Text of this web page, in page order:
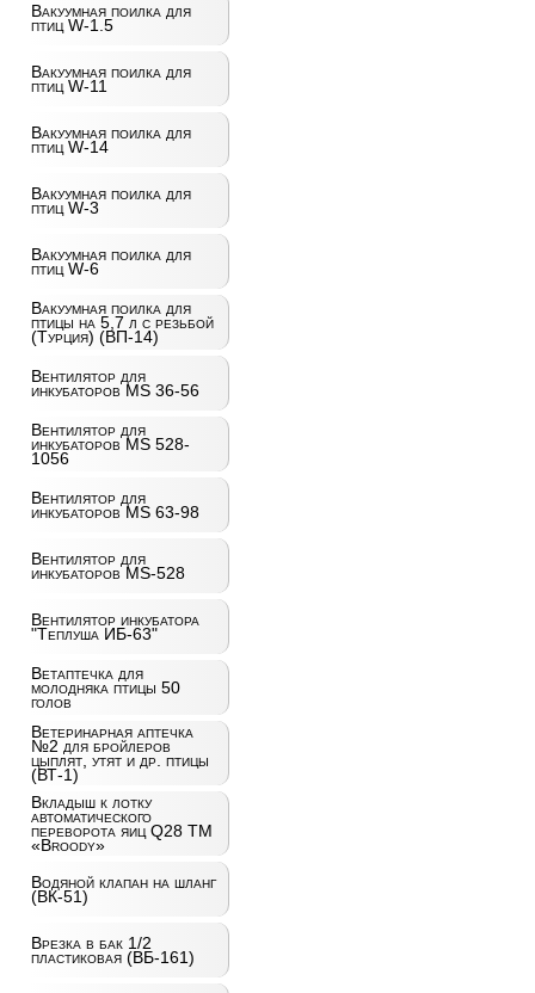
Вакуумная поилка для
птиц W-1.5
Вакуумная поилка для
птиц W-11
Вакуумная поилка для
птиц W-14
Вакуумная поилка для
птиц W-3
Вакуумная поилка для
птиц W-6
Вакуумная поилка для
птицы на 5,7 л с резьбой
(Турция) (ВП-14)
Вентилятор для
инкубаторов MS 36-56
Вентилятор для
инкубаторов MS 528-
1056
Вентилятор для
инкубаторов MS 63-98
Вентилятор для
инкубаторов MS-528
Вентилятор инкубатора
"Теплуша ИБ-63"
Ветаптечка для
молодняка птицы 50
голов
Ветеринарная аптечка
№2 для бройлеров
цыплят, утят и др. птицы
(ВТ-1)
Вкладыш к лотку
автоматического
переворота яиц Q28 ТМ
«Broody»
Водяной клапан на шланг
(ВК-51)
Врезка в бак 1/2
пластиковая (ВБ-161)